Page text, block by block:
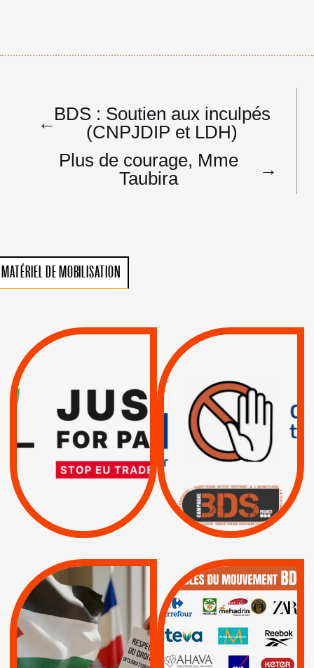
de
l’article
←BDS : Soutien aux inculpés
(CNPJDIP et LDH)
Plus de courage, Mme
Taubira
→
MATÉRIEL DE MOBILISATION
VIOLATIONS DES
SUSPENSION
TOTALE DE
L’ACCORD
D’ASSOCIATION UE-
ISRAËL
| Pétitions
RESPECT DU DROIT
INTERNATIONAL ?
TRUMP, MACRON :
MÊME COMBAT
| Actus |
| Boycott militaire |
Lettres d'interpellation
MUNICIPALES 2026 :
JE VOTE POUR LE
RESPECT DU DROIT
INTERNATIONAL EN
PALESTINE
QUE BOYCOTTER ?
BOYCOTT /
AXA BNP | CAF |
Carrefour | HP |